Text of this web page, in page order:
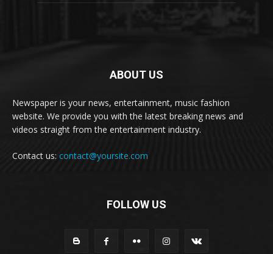
ABOUT US
Newspaper is your news, entertainment, music fashion
website. We provide you with the latest breaking news and
videos straight from the entertainment industry.
Contact us: contact@yoursite.com
FOLLOW US